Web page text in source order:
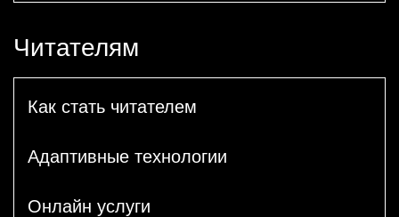
Читателям
Как стать читателем
Адаптивные технологии
Онлайн услуги